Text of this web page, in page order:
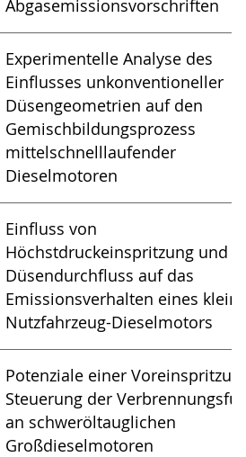
Abgasemissionsvorschriften
Experimentelle Analyse des
Einflusses unkonventioneller
Düsengeometrien auf den
Gemischbildungsprozess
mittelschnelllaufender
Dieselmotoren
Einfluss von
Höchstdruckeinspritzung und
Düsendurchfluss auf das
Emissionsverhalten eines
Nutzfahrzeug-Dieselmotors
Potenziale einer
Steuerung der
an schweröltauglichen
Großdieselmotoren